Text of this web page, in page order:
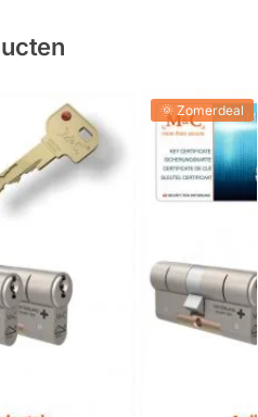
🌞 Zomerdeal